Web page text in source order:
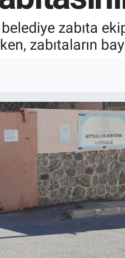
zabıta
zabıtaların